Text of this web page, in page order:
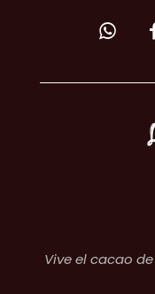
Vive el cacao